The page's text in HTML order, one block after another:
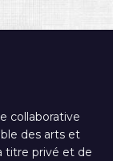
collaborative
des arts et
titre privé et de